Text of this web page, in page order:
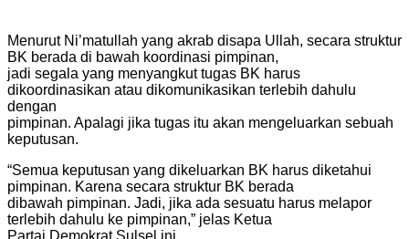
Menurut Ni’matullah yang akrab disapa Ullah, secara struktur
BK berada di bawah koordinasi pimpinan,
jadi segala yang menyangkut tugas BK harus
dikoordinasikan atau dikomunikasikan terlebih dahulu
dengan
pimpinan. Apalagi jika tugas itu akan mengeluarkan sebuah
keputusan.
“Semua keputusan yang dikeluarkan BK harus diketahui
pimpinan. Karena secara struktur BK berada
dibawah pimpinan. Jadi, jika ada sesuatu harus melapor
terlebih dahulu ke pimpinan,” jelas Ketua
Partai Demokrat Sulsel ini.